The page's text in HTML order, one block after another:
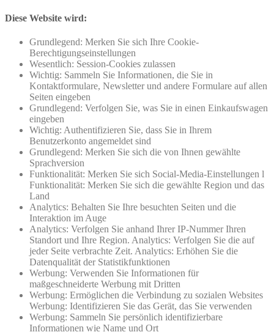
Diese Website wird:
Grundlegend: Merken Sie sich Ihre Cookie-
Berechtigungseinstellungen
Wesentlich: Session-Cookies zulassen
Wichtig: Sammeln Sie Informationen, die Sie in
Kontaktformulare, Newsletter und andere Formulare auf allen
Seiten eingeben
Grundlegend: Verfolgen Sie, was Sie in einen Einkaufswagen
eingeben
Wichtig: Authentifizieren Sie, dass Sie in Ihrem
Benutzerkonto angemeldet sind
Grundlegend: Merken Sie sich die von Ihnen gewählte
Sprachversion
Funktionalität: Merken Sie sich Social-Media-Einstellungen l
Funktionalität: Merken Sie sich die gewählte Region und das
Land
Analytics: Behalten Sie Ihre besuchten Seiten und die
Interaktion im Auge
Analytics: Verfolgen Sie anhand Ihrer IP-Nummer Ihren
Standort und Ihre Region. Analytics: Verfolgen Sie die auf
jeder Seite verbrachte Zeit. Analytics: Erhöhen Sie die
Datenqualität der Statistikfunktionen
Werbung: Verwenden Sie Informationen für
maßgeschneiderte Werbung mit Dritten
Werbung: Ermöglichen die Verbindung zu sozialen Websites
Werbung: Identifizieren Sie das Gerät, das Sie verwenden
Werbung: Sammeln Sie persönlich identifizierbare
Informationen wie Name und Ort